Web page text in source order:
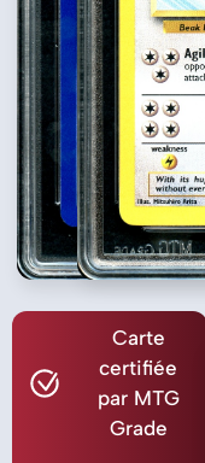
Carte
certifiée
par MTG
Grade